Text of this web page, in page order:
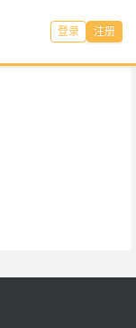
登录 注册